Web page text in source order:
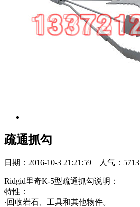
疏通抓勾
日期：2016-10-3 21:21:59 人气：5713
Ridgid里奇K-5型疏通抓勾说明：
特性：
·回收岩石、工具和其他物件。